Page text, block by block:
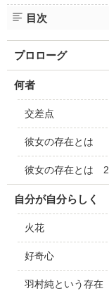
目次
プロローグ
何者
交差点
彼女の存在とは
彼女の存在とは 2
自分が自分らしく
火花
好奇心
羽村純という存在